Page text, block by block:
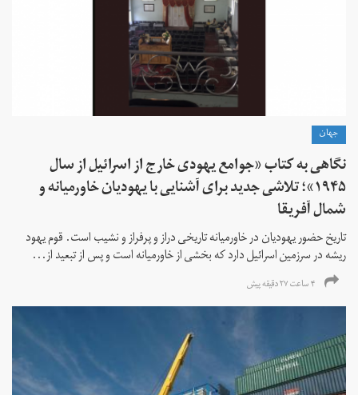
جهان
نگاهی به کتاب «جوامع یهودی خارج از اسرائیل از سال
۱۹۴۵»؛ تلاشی جدید برای آشنایی با یهودیان خاورمیانه و
شمال آفریقا
تاریخ حضور یهودیان در خاورمیانه تاریخی دراز و پرفراز و نشیب است. قوم یهود
ریشه در سرزمین اسرائیل دارد که بخشی از خاورمیانه است و پس از تبعید از...
۴ ساعت ۲۷ دقیقه پیش